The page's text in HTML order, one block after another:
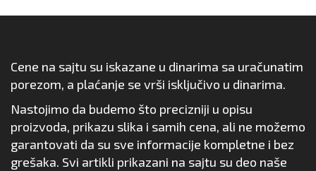
Cene na sajtu su iskazane u dinarima sa uračunatim
porezom, a plaćanje se vrši isključivo u dinarima.
Nastojimo da budemo što precizniji u opisu
proizvoda, prikazu slika i samih cena, ali ne možemo
garantovati da su sve informacije kompletne i bez
grešaka. Svi artikli prikazani na sajtu su deo naše